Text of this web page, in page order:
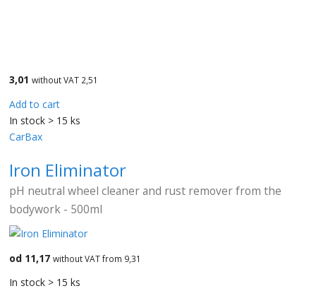
3,01 without VAT 2,51
Add to cart
In stock > 15 ks
CarBax
Iron Eliminator
pH neutral wheel cleaner and rust remover from the
bodywork - 500ml
od 11,17 without VAT from 9,31
In stock > 15 ks